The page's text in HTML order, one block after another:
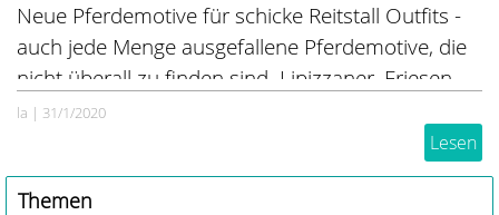
Neue Pferdemotive für schicke Reitstall Outfits -
auch jede Menge ausgefallene Pferdemotive, die
nicht überall zu finden sind. Lipizzaner, Friesen,
Islandpferde, Barockpferde, Hohe Schule ...
la | 31/1/2020
Lesen
Themen